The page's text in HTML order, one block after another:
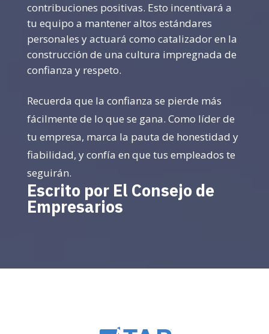
contribuciones positivas. Esto incentivará a
tu equipo a mantener altos estándares
personales y actuará como catalizador en la
construcción de una cultura impregnada de
confianza y respeto.
Recuerda que la confianza se pierde más
fácilmente de lo que se gana. Como líder de
tu empresa, marca la pauta de honestidad y
fiabilidad, y confía en que tus empleados te
seguirán.
Escrito por El Consejo de
Empresarios